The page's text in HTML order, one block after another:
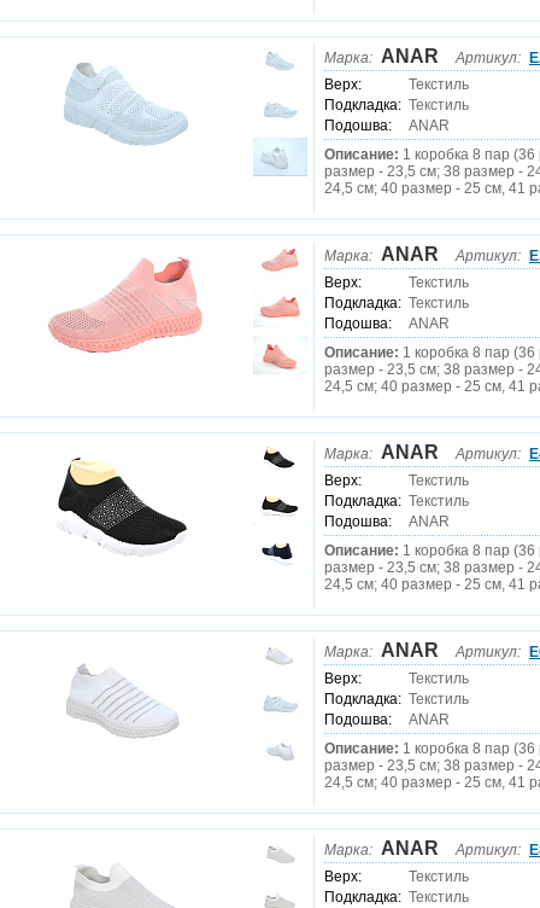
Марка: ANAR Артикул:
Верх:
Текстиль
Подкладка: Текстиль
Подошва:
ANAR
Описание: 1 коробка 8 пар
размер - 23,5 см; 38 размер -
24,5 см; 40 размер - 25 см, 41
Марка: ANAR Артикул:
Верх:
Текстиль
Подкладка: Текстиль
Подошва:
ANAR
Описание: 1 коробка 8 пар
размер - 23,5 см; 38 размер -
24,5 см; 40 размер - 25 см, 41
Марка: ANAR Артикул:
Верх:
Текстиль
Подкладка: Текстиль
Подошва:
ANAR
Описание: 1 коробка 8 пар
размер - 23,5 см; 38 размер -
24,5 см; 40 размер - 25 см, 41
Марка: ANAR Артикул:
Верх:
Текстиль
Подкладка: Текстиль
Подошва:
ANAR
Описание: 1 коробка 8 пар
размер - 23,5 см; 38 размер -
24,5 см; 40 размер - 25 см, 41
Марка: ANAR Артикул:
Верх:
Текстиль
Подкладка: Текстиль